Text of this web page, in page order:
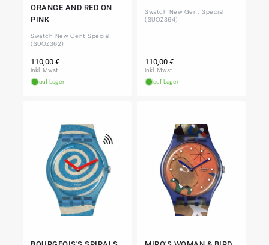
ORANGE AND RED ON
PINK
Swatch New Gent Special
(SUOZ362)
Normaler
Preis
110,00 €
inkl. Mwst.
auf Lager
Swatch New Gent Special
(SUOZ364)
Normaler
Preis
110,00 €
inkl. Mwst.
auf Lager